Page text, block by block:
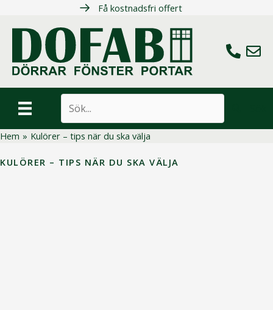
innehåll
Få kostnadsfri offert
Ring oss
Maila
Hem » Kulörer – tips när du ska välja
KULÖRER – TIPS NÄR DU SKA VÄLJA